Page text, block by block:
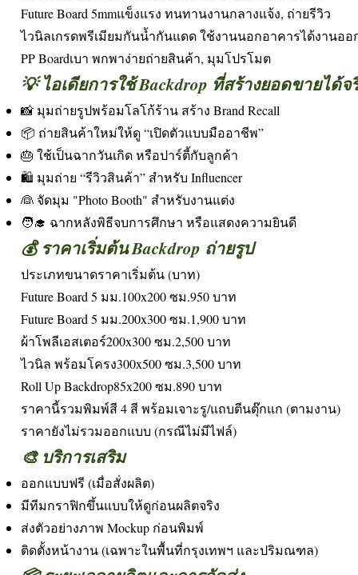
Future Board 5mmแข็งแรง ทนทานงานกลางแจ้ง, ถ่ายรีวิว
ไวนิลเกรดพรีเมียมกันน้ำกันแดด ใช้งานนอกอาคารได้งานออ
PP Boardเบา พกพาง่ายถ่ายสินค้า, มุมโปรโมต
💡 ไอเดียการใช้ Backdrop ที่สร้างยอดขายได้จ
📸 มุมถ่ายรูปพร้อมโลโก้ร้าน สร้าง Brand Recall
📦 ถ่ายสินค้าใหม่ให้ดู “เปิดตัวแบบมืออาชีพ”
🎂 ใช้เป็นฉากวันเกิด หรือปาร์ตี้กับลูกค้า
🛍️ มุมถ่าย “รีวิวสินค้า” สำหรับ Influencer
👰 จัดมุม "Photo Booth" สำหรับงานแต่ง
🧑‍🎓 ฉากหลังพิธีจบการศึกษา หรือแสดงความยินดี
💰 ราคาเริ่มต้น Backdrop ถ่ายรูป
ประเภทขนาดราคาเริ่มต้น (บาท)
Future Board 5 มม.100x200 ซม.950 บาท
Future Board 5 มม.200x300 ซม.1,900 บาท
ผ้าโพลีเอสเตอร์200x300 ซม.2,500 บาท
ไวนิล พร้อมโครง300x500 ซม.3,500 บาท
Roll Up Backdrop85x200 ซม.890 บาท
ราคานี้รวมพิมพ์สี 4 สี พร้อมเจาะรู/แถบตีนตุ๊กแก (ตามงาน)
ราคายังไม่รวมออกแบบ (กรณีไม่มีไฟล์)
🎨 บริการเสริม
ออกแบบฟรี (เมื่อสั่งผลิต)
มีทีมกราฟิกขึ้นแบบให้ดูก่อนผลิตจริง
ส่งตัวอย่างภาพ Mockup ก่อนพิมพ์
ติดตั้งหน้างาน (เฉพาะในพื้นที่กรุงเทพฯ และปริมณฑล)